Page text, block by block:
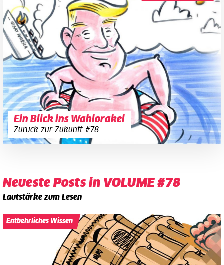
Ein Blick ins Wahlorakel
Zurück zur Zukunft #78
Neueste Posts in VOLUME #78
Lautstärke zum Lesen
Entbehrliches Wissen